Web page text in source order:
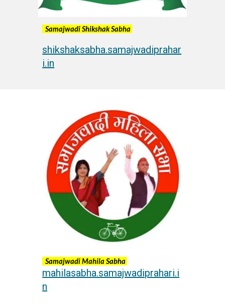
Samajwadi Shikshak Sabha
shikshaksabha.samajwadiprahar
i.in
Samajwadi Mahila Sabha
mahilasabha.samajwadiprahari.i
n